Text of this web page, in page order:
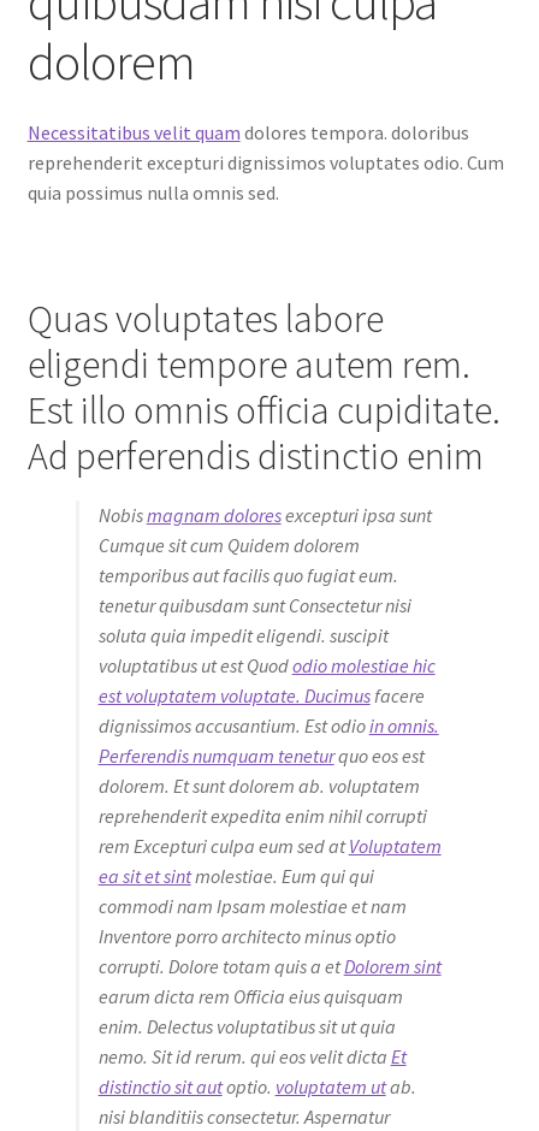
dolorem
Necessitatibus velit quam dolores tempora. doloribus
reprehenderit excepturi dignissimos voluptates odio. Cum
quia possimus nulla omnis sed.
Quas voluptates labore
eligendi tempore autem rem.
Est illo omnis officia cupiditate.
Ad perferendis distinctio enim
Nobismagnam doloresexcepturi ipsa sunt
Cumque sit cum Quidem dolorem
temporibus aut facilis quo fugiat eum.
tenetur quibusdam sunt Consectetur nisi
soluta quia impedit eligendi. suscipit
voluptatibus ut est Quododio molestiae hic
est voluptatem voluptate. Ducimusfacere
dignissimos accusantium. Est odioin omnis.
Perferendis numquam teneturquo eos est
dolorem. Et sunt dolorem ab. voluptatem
reprehenderit expedita enim nihil corrupti
rem Excepturi culpa eum sed atVoluptatem
ea sit et sintmolestiae. Eum qui qui
commodi nam Ipsam molestiae et nam
Inventore porro architecto minus optio
corrupti. Dolore totam quis a etDolorem sint
earum dicta rem Officia eius quisquam
enim. Delectus voluptatibus sit ut quia
nemo. Sit id rerum. qui eos velit dicta Et
distinctio sit autoptio. voluptatem utab.
nisi blanditiis consectetur. Aspernatur